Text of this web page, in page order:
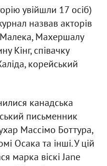
увійшли 17 осіб)
назвав акторів
Махершалу
Кінг, співачку
корейський
канадська
письменник
Массімо Боттура,
Осака та інші. У цій
марка віскі Jane